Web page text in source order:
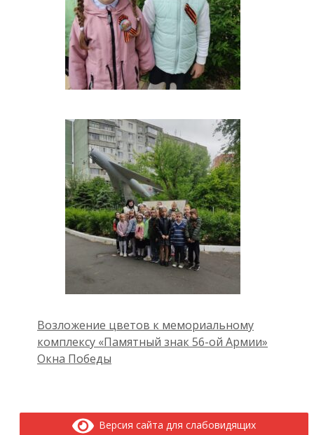
Возложение цветов к мемориальному
комплексу «Памятный знак 56-ой Армии»
Окна Победы
Версия сайта для слабовидящих